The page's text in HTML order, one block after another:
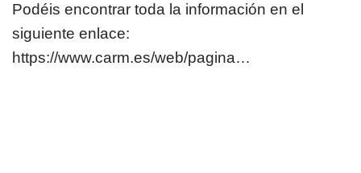
Podéis encontrar toda la información en el
siguiente enlace:
https://www.carm.es/web/pagina…